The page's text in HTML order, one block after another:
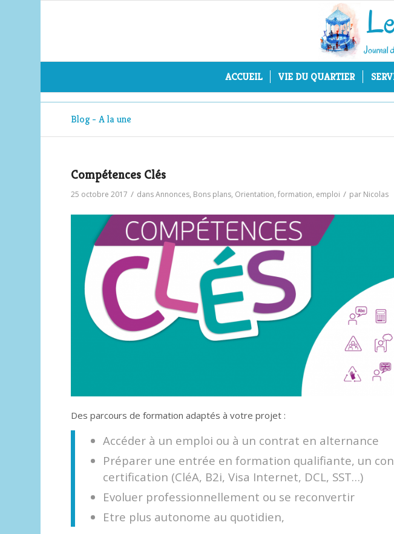
ACCUEIL VIE DU QUARTIER
Blog - A la une
Compétences Clés
25 octobre 2017 / dansAnnonces, Bons plans, Orientation, formation, emploi / par Nicolas
Des parcours de formation adaptés à votre projet :
Accéder à un emploi ou à un contrat en alternance
Préparer une entrée en formation qualifiante, un
certification (CléA, B2i, Visa Internet, DCL, SST…)
Evoluer professionnellement ou se reconvertir
Etre plus autonome au quotidien,